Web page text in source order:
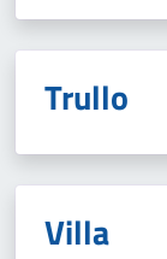
Trullo
Villa